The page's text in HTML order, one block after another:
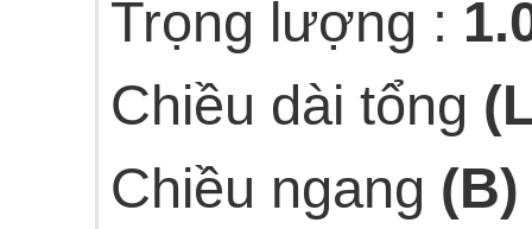
Trọng lượng :
Chiều dài tổng
Chiều ngang